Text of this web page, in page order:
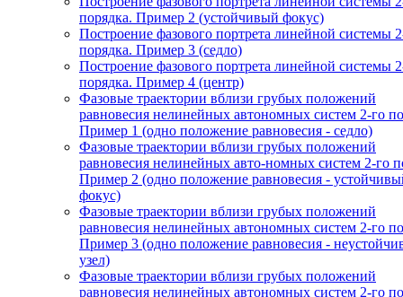
порядка. Пример 2 (устойчивый фокус)
Построение фазового портрета линейной системы
порядка. Пример 3 (седло)
Построение фазового портрета линейной системы
порядка. Пример 4 (центр)
Фазовые траектории вблизи грубых положений
равновесия нелинейных автономных систем 2-го
Пример 1 (одно положение равновесия - седло)
Фазовые траектории вблизи грубых положений
равновесия нелинейных авто-номных систем 2-го
Пример 2 (одно положение равновесия -
фокус)
Фазовые траектории вблизи грубых положений
равновесия нелинейных автономных систем 2-го
Пример 3 (одно положение равновесия -
узел)
Фазовые траектории вблизи грубых положений
равновесия нелинейных автономных систем 2-го